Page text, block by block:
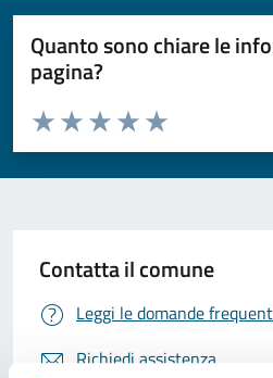
Quanto sono chiare le
pagina?
Valuta da 1 a 5 stelle la pagina
Valuta 5 stelle
Valuta 4 stelle su 5
Valuta 3 stelle su 5
Valuta 2 stelle su 5
Valuta 1 stelle su 5
Contatta il comune
Leggi le domande
Richiedi assistenza